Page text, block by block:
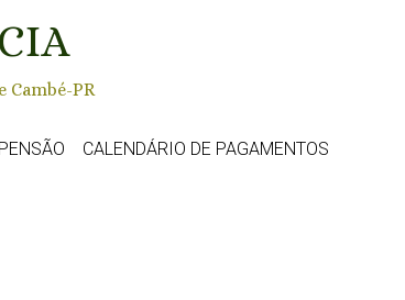
PR
PENSÃO CALENDÁRIO DE PAGAMENTOS